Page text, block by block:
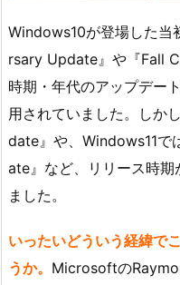
Windows10が登場した当
rsary Update』や『Fall
時期・年代のアップデー
用されていました。しか
date』や、Windows11
ate』など、リリース時
ました。
いったいどういう経緯で
うか。 Microsoftの